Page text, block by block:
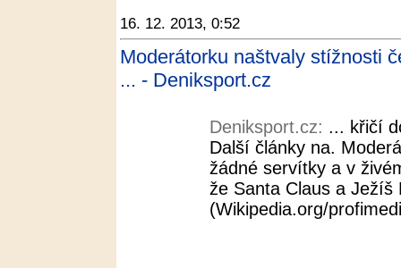
16. 12. 2013, 0:52
Moderátorku naštvaly stížnosti
... - Deniksport.cz
Deniksport.cz: ... křičí
Další články na.
žádné servítky a v
že Santa Claus a Ježíš
(Wikipedia.org/